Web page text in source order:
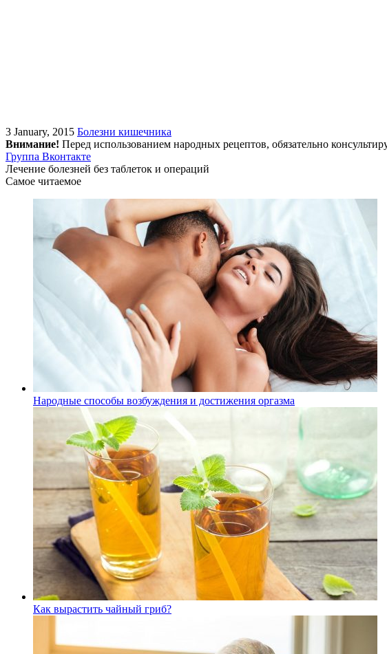
3 January, 2015 Болезни кишечника
Внимание! Перед использованием народных рецептов, обязательно
Группа Вконтакте
Лечение болезней без таблеток и операций
Самое читаемое
Народные способы возбуждения и достижения оргазма
Как вырастить чайный гриб?